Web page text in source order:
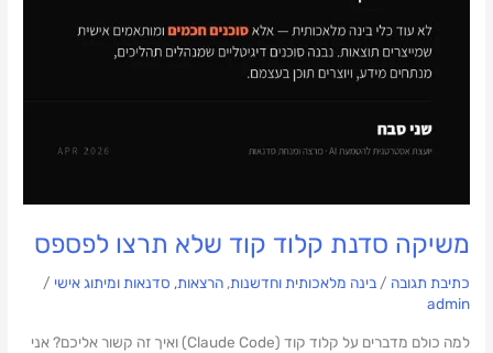
משיקה סדנת קלוד קוד שלא תרצו לפספס
כתיבת תגובה /בינה מלאכותית וחדשנות,הרצאות, סדנאות ומיתוג אישי /
admin
למה כולם מדברים על קלוד קוד (Claude Code) ואיך זה קשור אליכם? אני